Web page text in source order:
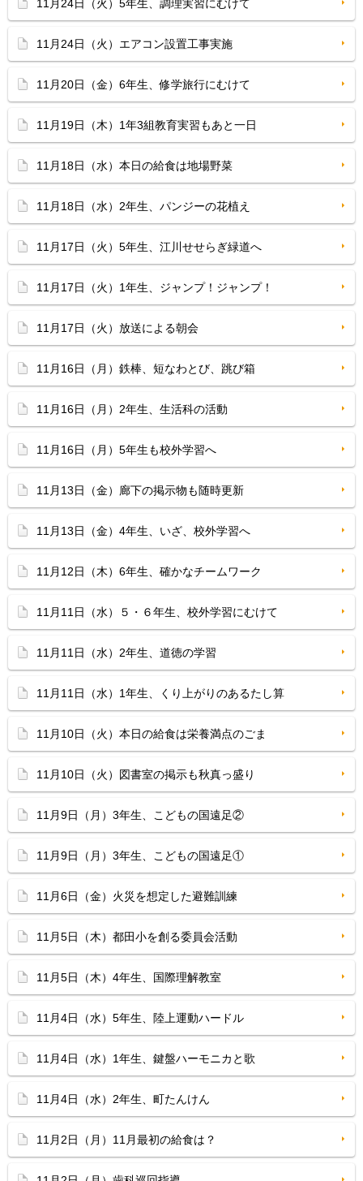
11月24日（火）5年生、調理実習にむけて
11月24日（火）エアコン設置工事実施
11月20日（金）6年生、修学旅行にむけて
11月19日（木）1年3組教育実習もあと一日
11月18日（水）本日の給食は地場野菜
11月18日（水）2年生、パンジーの花植え
11月17日（火）5年生、江川せせらぎ緑道へ
11月17日（火）1年生、ジャンプ！ジャンプ！
11月17日（火）放送による朝会
11月16日（月）鉄棒、短なわとび、跳び箱
11月16日（月）2年生、生活科の活動
11月16日（月）5年生も校外学習へ
11月13日（金）廊下の掲示物も随時更新
11月13日（金）4年生、いざ、校外学習へ
11月12日（木）6年生、確かなチームワーク
11月11日（水）５・６年生、校外学習にむけて
11月11日（水）2年生、道徳の学習
11月11日（水）1年生、くり上がりのあるたし算
11月10日（火）本日の給食は栄養満点のごま
11月10日（火）図書室の掲示も秋真っ盛り
11月9日（月）3年生、こどもの国遠足②
11月9日（月）3年生、こどもの国遠足①
11月6日（金）火災を想定した避難訓練
11月5日（木）都田小を創る委員会活動
11月5日（木）4年生、国際理解教室
11月4日（水）5年生、陸上運動ハードル
11月4日（水）1年生、鍵盤ハーモニカと歌
11月4日（水）2年生、町たんけん
11月2日（月）11月最初の給食は？